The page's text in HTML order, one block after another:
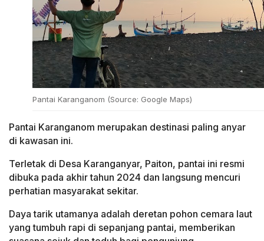
Pantai Karanganom (Source: Google Maps)
Pantai Karanganom merupakan destinasi paling anyar
di kawasan ini.
Terletak di Desa Karanganyar, Paiton, pantai ini resmi
dibuka pada akhir tahun 2024 dan langsung mencuri
perhatian masyarakat sekitar.
Daya tarik utamanya adalah deretan pohon cemara laut
yang tumbuh rapi di sepanjang pantai, memberikan